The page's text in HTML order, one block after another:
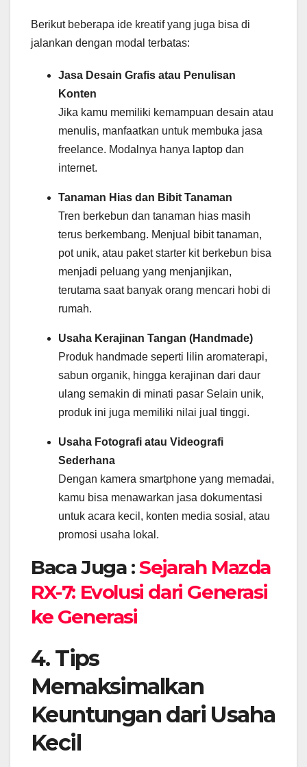
Berikut beberapa ide kreatif yang juga bisa di
jalankan dengan modal terbatas:
Jasa Desain Grafis atau Penulisan
Konten
Jika kamu memiliki kemampuan desain atau
menulis, manfaatkan untuk membuka jasa
freelance. Modalnya hanya laptop dan
internet.
Tanaman Hias dan Bibit Tanaman
Tren berkebun dan tanaman hias masih
terus berkembang. Menjual bibit tanaman,
pot unik, atau paket starter kit berkebun bisa
menjadi peluang yang menjanjikan,
terutama saat banyak orang mencari hobi di
rumah.
Usaha Kerajinan Tangan (Handmade)
Produk handmade seperti lilin aromaterapi,
sabun organik, hingga kerajinan dari daur
ulang semakin di minati pasar Selain unik,
produk ini juga memiliki nilai jual tinggi.
Usaha Fotografi atau Videografi
Sederhana
Dengan kamera smartphone yang memadai,
kamu bisa menawarkan jasa dokumentasi
untuk acara kecil, konten media sosial, atau
promosi usaha lokal.
Baca Juga :Sejarah Mazda
RX-7: Evolusi dari Generasi
ke Generasi
4. Tips
Memaksimalkan
Keuntungan dari Usaha
Kecil